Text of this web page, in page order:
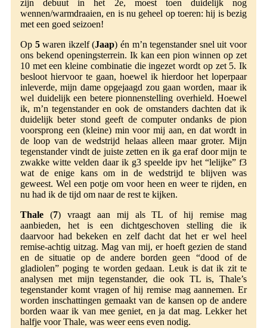
zijn debuut in het 2e, moest toen duidelijk nog
wennen/warmdraaien, en is nu geheel op toeren: hij is bezig
met een goed seizoen!
Op 5waren ikzelf (Jaap) én m’n tegenstander snel uit voor
ons bekend openingsterrein. Ik kan een pion winnen op zet
10 met een kleine combinatie die ingezet wordt op zet 5. Ik
besloot hiervoor te gaan, hoewel ik hierdoor het loperpaar
inleverde, mijn dame opgejaagd zou gaan worden, maar ik
wel duidelijk een betere pionnenstelling overhield. Hoewel
ik, m’n tegenstander en ook de omstanders dachten dat ik
duidelijk beter stond geeft de computer ondanks de pion
voorsprong een (kleine) min voor mij aan, en dat wordt in
de loop van de wedstrijd helaas alleen maar groter. Mijn
tegenstander vindt de juiste zetten en ik ga eraf door mijn te
zwakke witte velden daar ik g3 speelde ipv het “lelijke” f3
wat de enige kans om in de wedstrijd te blijven was
geweest. Wel een potje om voor heen en weer te rijden, en
nu had ik de tijd om naar de rest te kijken.
Thale (7) vraagt aan mij als TL of hij remise mag
aanbieden, het is een dichtgeschoven stelling die ik
daarvoor had bekeken en zelf dacht dat het er wel heel
remise-achtig uitzag. Mag van mij, er hoeft gezien de stand
en de situatie op de andere borden geen “dood of de
gladiolen” poging te worden gedaan. Leuk is dat ik zit te
analysen met mijn tegenstander, die ook TL is, Thale’s
tegenstander komt vragen of hij remise mag aannemen. Er
worden inschattingen gemaakt van de kansen op de andere
borden waar ik van mee geniet, en ja dat mag. Lekker het
halfje voor Thale, was weer eens even nodig.